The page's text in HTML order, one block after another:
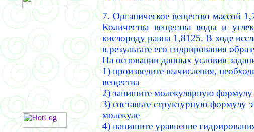
7.Органическое вещество массой
Количества вещества воды и
кислороду равна 1,8125.В ходе
в результате его гидрирования
На основании данных условия
1) произведите вычисления,
вещества
2) запишите молекулярную формулу
3) составьте структурную формулу
молекуле
4) напишите уравнение